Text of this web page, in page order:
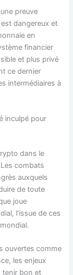
preuve
dangereux et
en
financier
et plus privé
ce dernier
intermédiaires à
inculpé pour
dans le
combats
auxquels
de toute
joue
l’issue de ces
ouvertes comme
les enjeux
tenir bon et